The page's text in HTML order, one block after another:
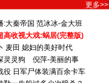
更多>>
:大秦帝国 范冰冰-金大班
高收视大戏:蜗居(完整版)
麦田 媳妇的美好时代
灵灵狗
倪萍-美丽的事
役 日军尸体装满百余卡车